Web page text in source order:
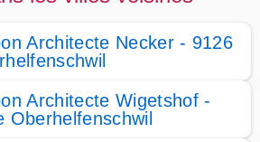
Architecte Necker - 9126
Architecte Wigetshof -
Oberhelfenschwil